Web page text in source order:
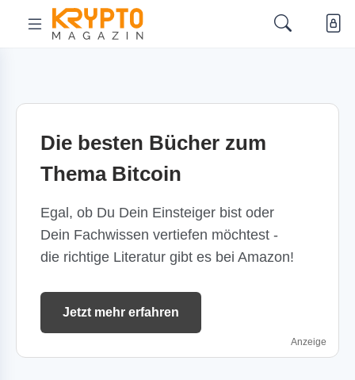
Die besten Bücher zum
Thema Bitcoin
Egal, ob Du Dein Einsteiger bist oder
Dein Fachwissen vertiefen möchtest -
die richtige Literatur gibt es bei Amazon!
Jetzt mehr erfahren
Anzeige